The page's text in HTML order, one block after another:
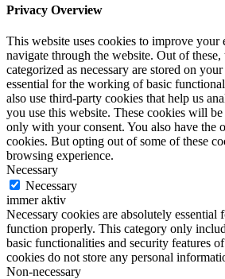
Privacy Overview
This website uses cookies to improve your
navigate through the website. Out of these,
categorized as necessary are stored on
essential for the working of basic
also use third-party cookies that help us
you use this website. These cookies will
only with your consent. You also have the
cookies. But opting out of some of these
browsing experience.
Necessary
Necessary
immer aktiv
Necessary cookies are absolutely essential
function properly. This category only
basic functionalities and security features
cookies do not store any personal
Non-necessary